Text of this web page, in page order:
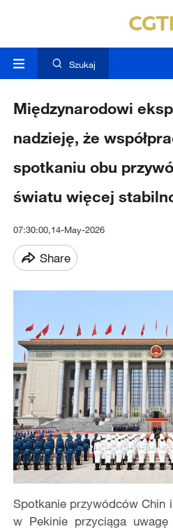
Szukaj
Międzynarodowi
nadzieję, że
spotkaniu obu
światu więcej
07:30:00,14-May-2026
Share
Spotkanie przywódców Chin
w Pekinie przyciąga